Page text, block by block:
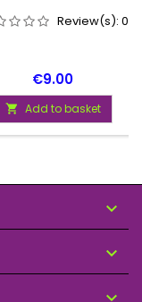
Review(s): 0
Price
€9.00
 Add to basket

